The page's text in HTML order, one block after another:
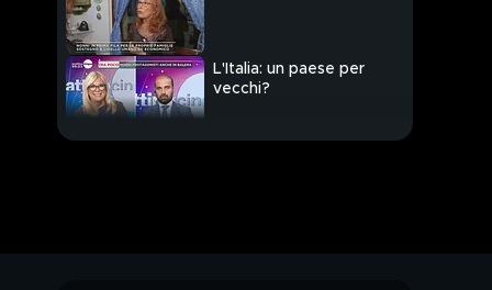
L'Italia: un paese per
vecchi?